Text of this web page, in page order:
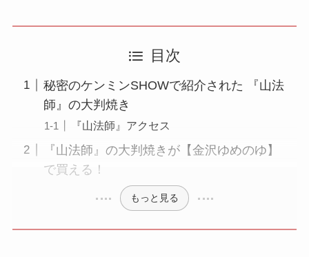
目次
秘密のケンミンSHOWで紹介された 『山法
師』の大判焼き
『山法師』アクセス
『山法師』の大判焼きが【金沢ゆめのゆ】
で買える！
もっと見る